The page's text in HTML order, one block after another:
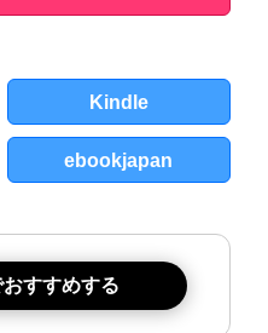
Kindle
ebookjapan
すすめする